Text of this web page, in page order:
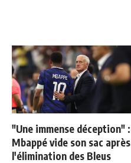
"Une immense déception" :
Mbappé vide son sac après
l'élimination des Bleus